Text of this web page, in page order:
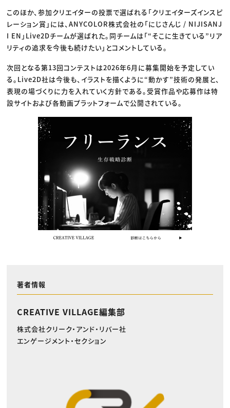
このほか、参加クリエイターの投票で選ばれる「クリエイターズインスピ
レーション賞」には、ANYCOLOR株式会社の「にじさんじ / NIJISANJ
I EN」Live2Dチームが選ばれた。同チームは「“そこに生きている”リア
リティの追求を今後も続けたい」とコメントしている。
次回となる第13回コンテストは2026年6月に募集開始を予定してい
る。Live2D社は今後も、イラストを描くように“動かす”技術の発展と、
表現の場づくりに力を入れていく方針である。受賞作品や応募作は特
設サイトおよび各動画プラットフォームで公開されている。
著者情報
CREATIVE VILLAGE編集部
株式会社クリーク・アンド・リバー社
エンゲージメント・セクション